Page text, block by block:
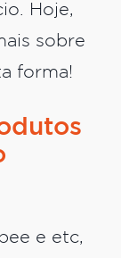
Hoje,
sobre
forma!
e etc,